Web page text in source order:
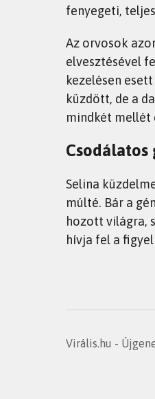
fenyegeti,
Az orvosok
elvesztésével
kezelésen
küzdött, de a
mindkét
Csodálatos
Selina
múlté. Bár a
hozott világra,
hívja fel a
Virális.hu -